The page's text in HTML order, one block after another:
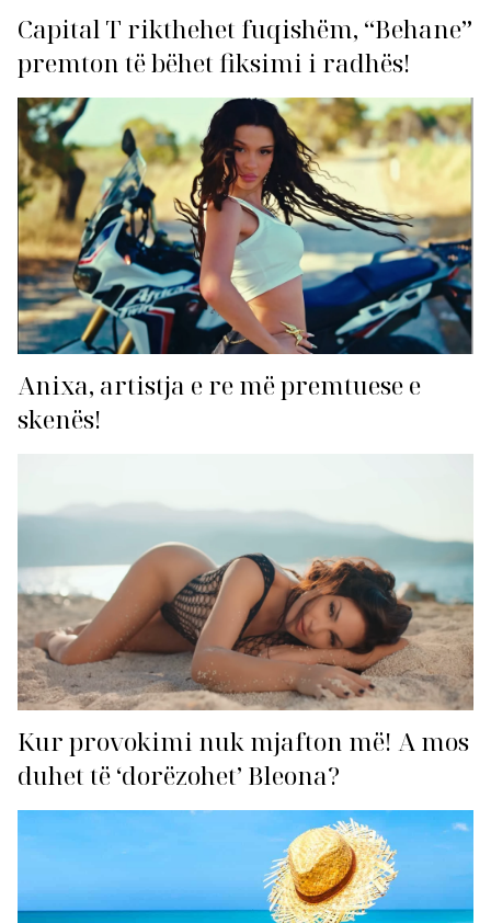
Capital T rikthehet fuqishëm, “Behane”
premton të bëhet fiksimi i radhës!
Anixa, artistja e re më premtuese e
skenës!
Kur provokimi nuk mjafton më! A mos
duhet të ‘dorëzohet’ Bleona?